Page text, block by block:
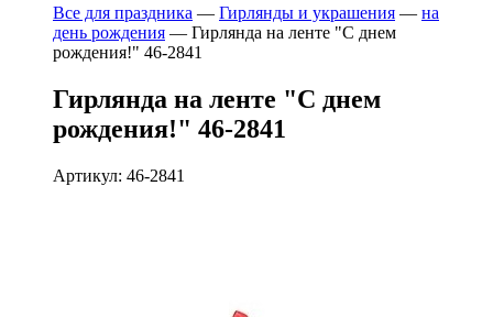
Все для праздника — Гирлянды и украшения — на
день рождения — Гирлянда на ленте "С днем
рождения!" 46-2841
Гирлянда на ленте "С днем
рождения!" 46-2841
Артикул: 46-2841